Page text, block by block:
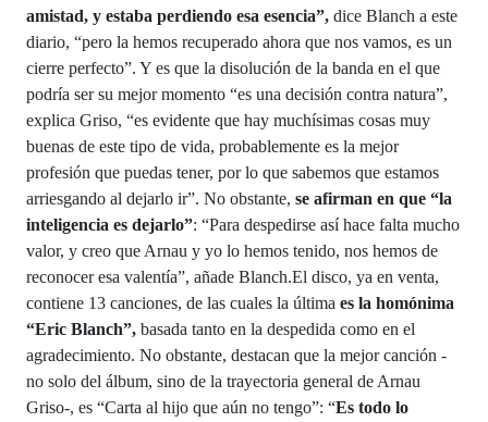
amistad, y estaba perdiendo esa esencia”, dice Blanch a este
diario, “pero la hemos recuperado ahora que nos vamos, es un
cierre perfecto”. Y es que la disolución de la banda en el que
podría ser su mejor momento “es una decisión contra natura”,
explica Griso, “es evidente que hay muchísimas cosas muy
buenas de este tipo de vida, probablemente es la mejor
profesión que puedas tener, por lo que sabemos que estamos
arriesgando al dejarlo ir”. No obstante, se afirman en que “la
inteligencia es dejarlo”: “Para despedirse así hace falta mucho
valor, y creo que Arnau y yo lo hemos tenido, nos hemos de
reconocer esa valentía”, añade Blanch.El disco, ya en venta,
contiene 13 canciones, de las cuales la última es la homónima
“Eric Blanch”, basada tanto en la despedida como en el
agradecimiento. No obstante, destacan que la mejor canción -
no solo del álbum, sino de la trayectoria general de Arnau
Griso-, es “Carta al hijo que aún no tengo”: “Es todo lo